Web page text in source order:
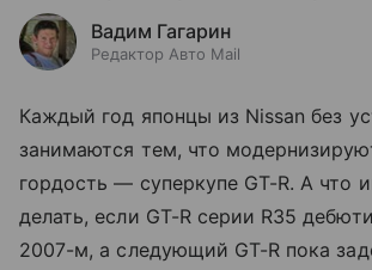
Вадим Гагарин
Редактор Авто Mail
Каждый год японцы из Nissan без
занимаются тем, что
гордость — суперкупе GT-R. А что
делать, если GT-R серии R35
2007-м, а следующий GT-R пока